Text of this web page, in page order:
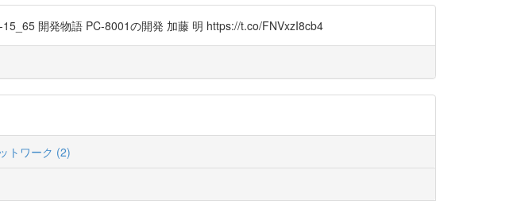
開発物語 PC-8001の開発 加藤 明 https://t.co/FNVxzI8cb4
トワーク (2)